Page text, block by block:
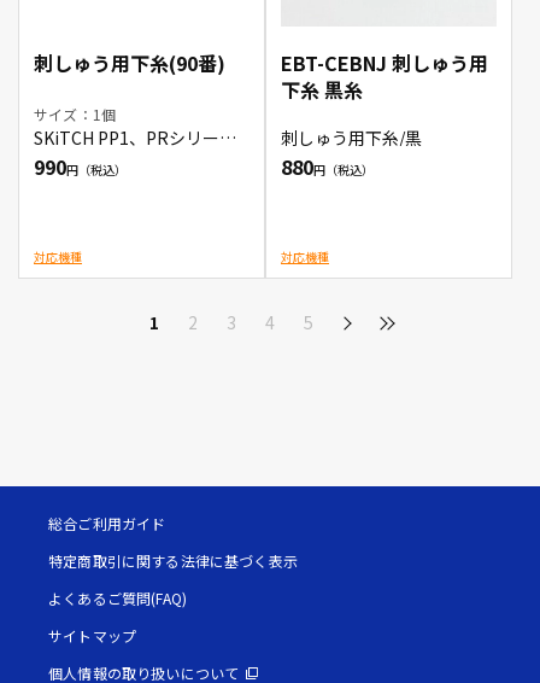
刺しゅう用下糸(90番)
サイズ：1個
SKiTCH PP1、PRシリーズ
対応の刺しゅう用下糸90番
990
対応機種
EBT-CEBNJ 刺しゅう用
下糸 黒糸
刺しゅう用下糸/黒
880
対応機種
1 2 3 4 5
総合ご利用ガイド
特定商取引に関する法律に基づく表示
よくあるご質問(FAQ)
サイトマップ
個人情報の取り扱いについて